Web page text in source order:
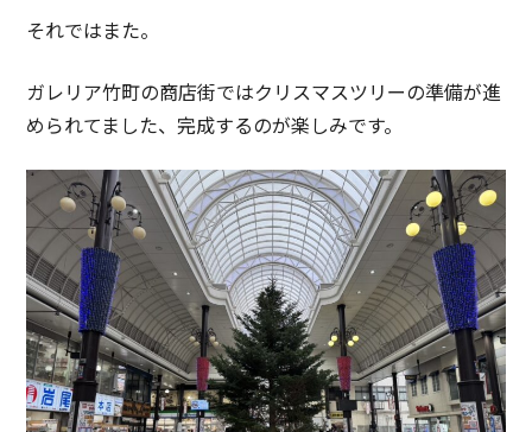
それではまた。
ガレリア竹町の商店街ではクリスマスツリーの準備が進
められてました、完成するのが楽しみです。